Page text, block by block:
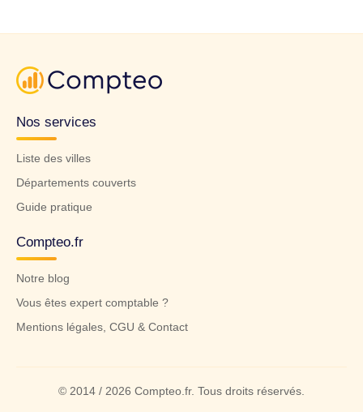
Nos services
Liste des villes
Départements couverts
Guide pratique
Compteo.fr
Notre blog
Vous êtes expert comptable ?
Mentions légales, CGU & Contact
© 2014 / 2026 Compteo.fr. Tous droits réservés.